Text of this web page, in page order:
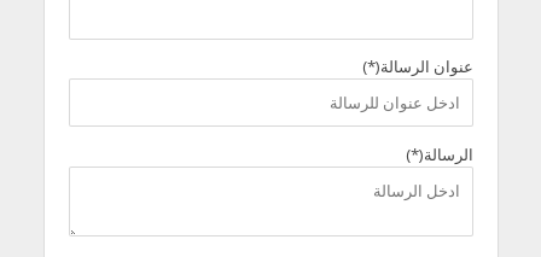
عنوان الرسالة(*)
الرسالة(*)